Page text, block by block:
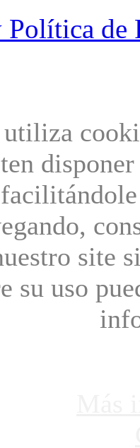
de
site
su uso